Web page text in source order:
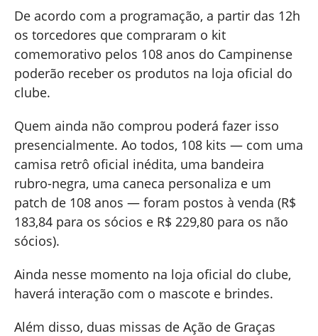
De acordo com a programação, a partir das 12h
os torcedores que compraram o kit
comemorativo pelos 108 anos do Campinense
poderão receber os produtos na loja oficial do
clube.
Quem ainda não comprou poderá fazer isso
presencialmente. Ao todos, 108 kits — com uma
camisa retrô oficial inédita, uma bandeira
rubro-negra, uma caneca personaliza e um
patch de 108 anos — foram postos à venda (R$
183,84 para os sócios e R$ 229,80 para os não
sócios).
Ainda nesse momento na loja oficial do clube,
haverá interação com o mascote e brindes.
Além disso, duas missas de Ação de Graças